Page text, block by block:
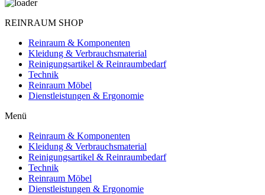
REINRAUM SHOP
Reinraum & Komponenten
Kleidung & Verbrauchsmaterial
Reinigungsartikel & Reinraumbedarf
Technik
Reinraum Möbel
Dienstleistungen & Ergonomie
Menü
Reinraum & Komponenten
Kleidung & Verbrauchsmaterial
Reinigungsartikel & Reinraumbedarf
Technik
Reinraum Möbel
Dienstleistungen & Ergonomie